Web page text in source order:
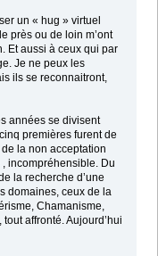
un « hug » virtuel
près ou de loin m’ont
Et aussi à ceux qui par
Je ne peux les
ils se reconnaitront,
années se divisent
premières furent de
la non acceptation
, incompréhensible. Du
la recherche d’une
domaines, ceux de la
Chamanisme,
affronté. Aujourd’hui